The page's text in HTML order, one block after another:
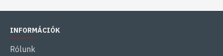
INFORMÁCIÓK
Rólunk